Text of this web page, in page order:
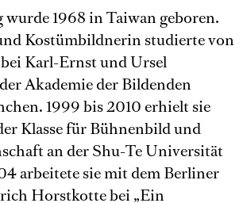
1968 in Taiwan geboren.
Kostümbildnerin studierte von
Karl-Ernst und Ursel
Akademie der Bildenden
1999 bis 2010 erhielt sie
Klasse für Bühnenbild und
an der Shu-Te Universität
arbeitete sie mit dem Berliner
Horstkotte bei „Ein